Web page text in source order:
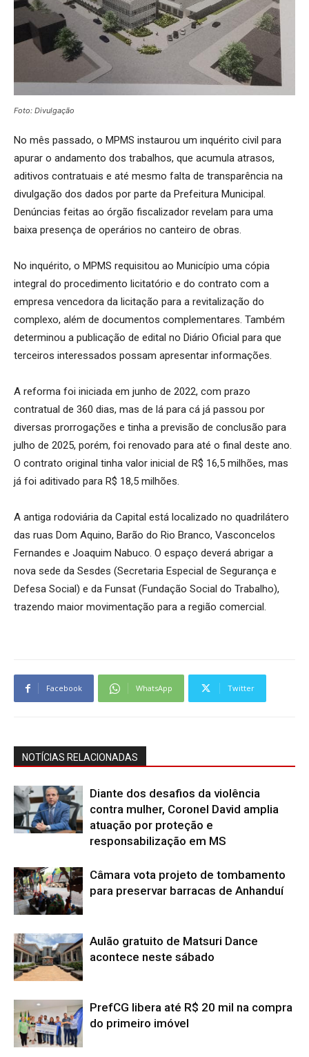
Foto: Divulgação
No mês passado, o MPMS instaurou um inquérito civil para
apurar o andamento dos trabalhos, que acumula atrasos,
aditivos contratuais e até mesmo falta de transparência na
divulgação dos dados por parte da Prefeitura Municipal.
Denúncias feitas ao órgão fiscalizador revelam para uma
baixa presença de operários no canteiro de obras.
No inquérito, o MPMS requisitou ao Município uma cópia
integral do procedimento licitatório e do contrato com a
empresa vencedora da licitação para a revitalização do
complexo, além de documentos complementares. Também
determinou a publicação de edital no Diário Oficial para que
terceiros interessados possam apresentar informações.
A reforma foi iniciada em junho de 2022, com prazo
contratual de 360 dias, mas de lá para cá já passou por
diversas prorrogações e tinha a previsão de conclusão para
julho de 2025, porém, foi renovado para até o final deste ano.
O contrato original tinha valor inicial de R$ 16,5 milhões, mas
já foi aditivado para R$ 18,5 milhões.
A antiga rodoviária da Capital está localizado no quadrilátero
das ruas Dom Aquino, Barão do Rio Branco, Vasconcelos
Fernandes e Joaquim Nabuco. O espaço deverá abrigar a
nova sede da Sesdes (Secretaria Especial de Segurança e
Defesa Social) e da Funsat (Fundação Social do Trabalho),
trazendo maior movimentação para a região comercial.
Facebook WhatsApp Twitter
NOTÍCIAS RELACIONADAS
Diante dos desafios da violência
contra mulher, Coronel David amplia
atuação por proteção e
responsabilização em MS
Câmara vota projeto de tombamento
para preservar barracas de Anhanduí
Aulão gratuito de Matsuri Dance
acontece neste sábado
PrefCG libera até R$ 20 mil na compra
do primeiro imóvel